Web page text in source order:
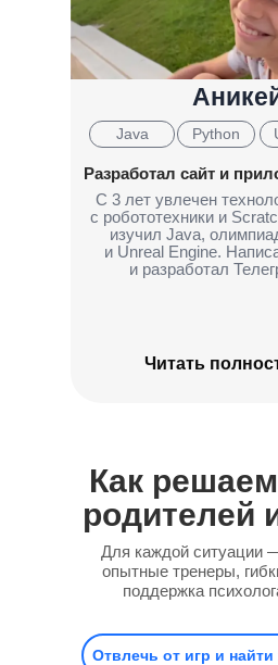
Java Python
Разработал сайт и
С 3 лет увлечен
с робототехники и
изучил Java,
и Unreal Engine.
и разработал
Читать
Для каждой ситуации
опытные тренеры,
поддержка
Как
родителей
Отвлечь от игр и